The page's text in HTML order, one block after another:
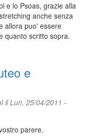
e lo Psoas, grazie alla
anche senza
allora puo' essere
quanto scritto sopra.
e
il Lun, 25/04/2011 -
parere.